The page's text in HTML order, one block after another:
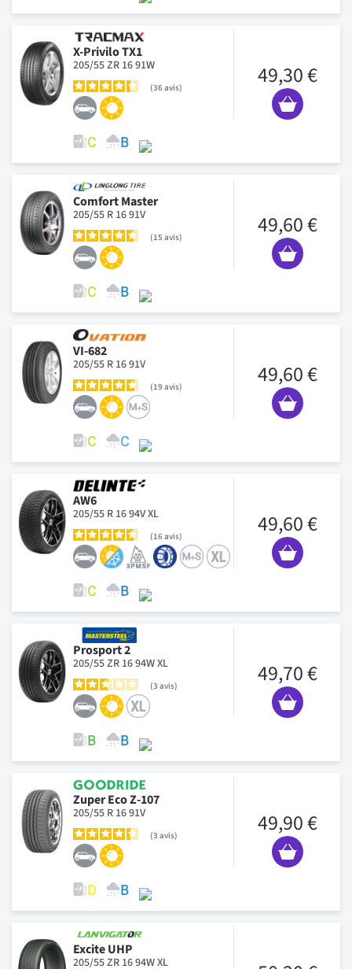
X-Privilo TX1
205/55 ZR 16 91W
36avis 49,30 €
Comfort Master
205/55 R 16 91V
15 avis 49,60 €
VI-682
205/55 R 16 91V
19 avis 49,60 €
AW6
205/55 R 16 94V XL
16avis 49,60 €
Prosport 2
205/55 ZR 16 94W XL
3 avis 49,70 €
Zuper Eco Z-107
205/55 R 16 91V
3 avis 49,90 €
Excite UHP
205/55 ZR 16 94W XL